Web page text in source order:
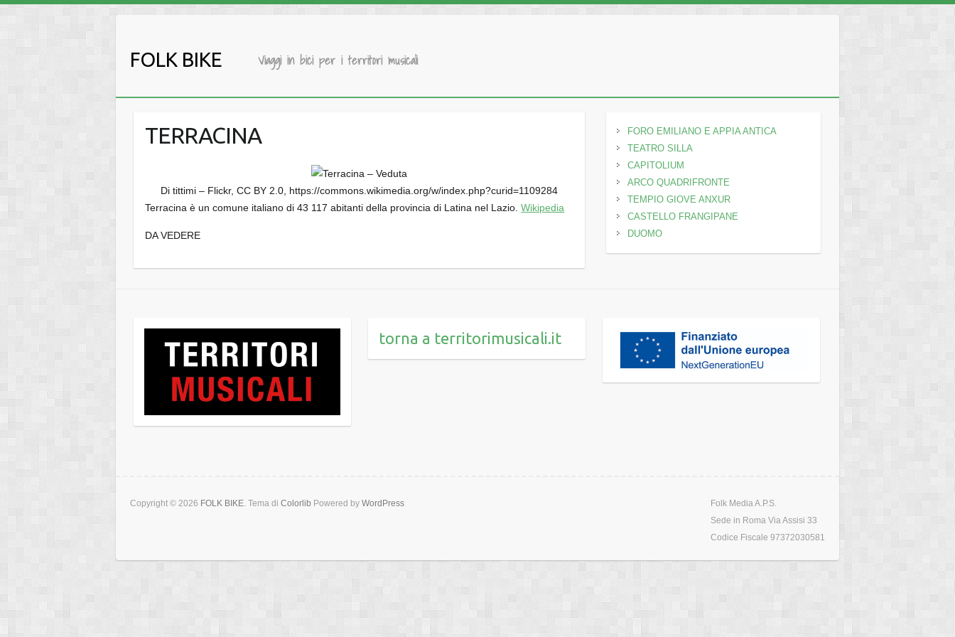
contenuto
FOLK BIKE Viaggi in bici per i territori musicali
TERRACINA
Di tittimi – Flickr, CC BY 2.0, https://commons.wikimedia.org/w/index.php?curid=1109284
Terracina è un comune italiano di 43 117 abitanti della provincia di Latina nel Lazio.Wikipedia
DA VEDERE
FORO EMILIANO E APPIA ANTICA
TEATRO SILLA
CAPITOLIUM
ARCO QUADRIFRONTE
TEMPIO GIOVE ANXUR
CASTELLO FRANGIPANE
DUOMO
torna a territorimusicali.it
Copyright © 2026 FOLK BIKE. Tema di Colorlib Powered by WordPress
Folk Media A.P.S.
Sede in Roma Via Assisi 33
Codice Fiscale 97372030581